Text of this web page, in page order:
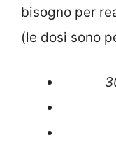
bisogno per
(le dosi sono